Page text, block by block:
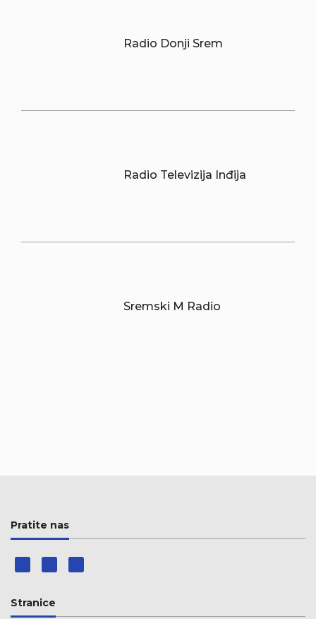
Radio Donji Srem
Radio Televizija Inđija
Sremski M Radio
Pratite nas
Stranice